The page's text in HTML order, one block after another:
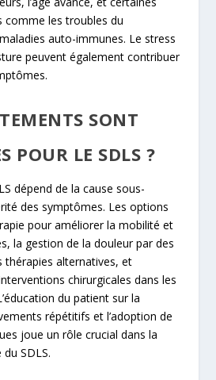
comme les troubles du
auto-immunes. Le stress
peuvent également contribuer
SONT
POUR LE SDLS ?
dépend de la cause sous-
des symptômes. Les options
pour améliorer la mobilité et
la gestion de la douleur par des
thérapies alternatives, et
chirurgicales dans les
du patient sur la
répétitifs et l’adoption de
joue un rôle crucial dans la
SDLS.